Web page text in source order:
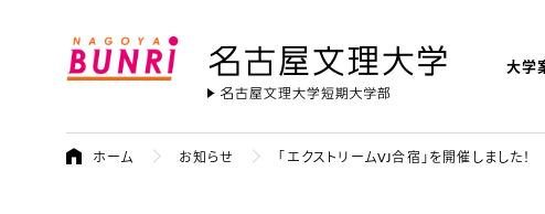
名古屋文理大学
大学
ホーム お知らせ 「エクストリームVJ合宿」を開催しました！